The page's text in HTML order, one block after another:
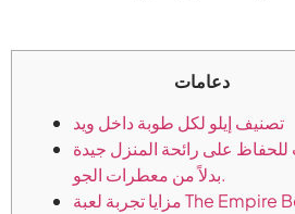
دعامات
تصنيف إيلو لكل طوبة داخل ويد
للحفاظ على رائحة المنزل جيدة
بدلاً من معطرات الجو.
مزايا تجربة لعبة The Empire Ben